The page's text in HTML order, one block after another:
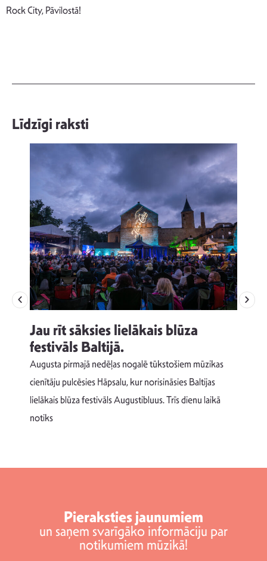
Rock City, Pāvilostā!
Līdzīgi raksti
Jau rīt sāksies lielākais blūza
festivāls Baltijā.
Augusta pirmajā nedēļas nogalē tūkstošiem mūzikas
cienītāju pulcēsies Hāpsalu, kur norisināsies Baltijas
lielākais blūza festivāls Augustibluus. Trīs dienu laikā
notiks
Pieraksties jaunumiem
un saņem svarīgāko informāciju par
notikumiem mūzikā!